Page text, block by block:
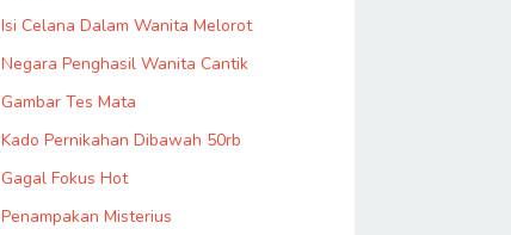
Isi Celana Dalam Wanita Melorot
Negara Penghasil Wanita Cantik
Gambar Tes Mata
Kado Pernikahan Dibawah 50rb
Gagal Fokus Hot
Penampakan Misterius